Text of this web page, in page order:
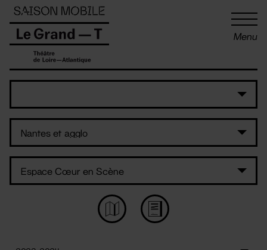
Menu
Panneau de gestion des cookies